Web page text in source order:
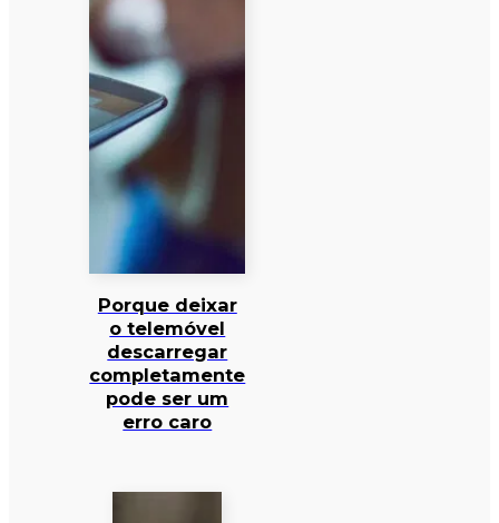
Porque deixar
o telemóvel
descarregar
completamente
pode ser um
erro caro